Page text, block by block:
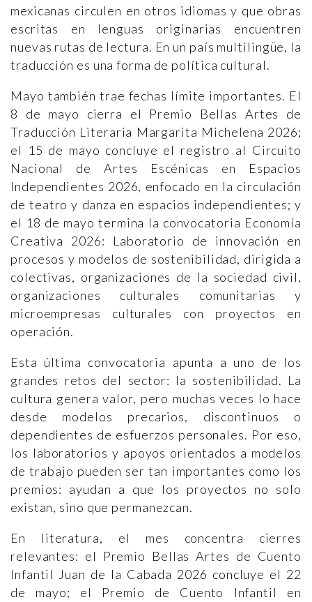
mexicanas circulen en otros idiomas y que obras
escritas en lenguas originarias encuentren
nuevas rutas de lectura. En un país multilingüe, la
traducción es una forma de política cultural.
Mayo también trae fechas límite importantes. El
8 de mayo cierra el Premio Bellas Artes de
Traducción Literaria Margarita Michelena 2026;
el 15 de mayo concluye el registro al Circuito
Nacional de Artes Escénicas en Espacios
Independientes 2026, enfocado en la circulación
de teatro y danza en espacios independientes; y
el 18 de mayo termina la convocatoria Economía
Creativa 2026: Laboratorio de innovación en
procesos y modelos de sostenibilidad, dirigida a
colectivas, organizaciones de la sociedad civil,
organizaciones culturales comunitarias y
microempresas culturales con proyectos en
operación.
Esta última convocatoria apunta a uno de los
grandes retos del sector: la sostenibilidad. La
cultura genera valor, pero muchas veces lo hace
desde modelos precarios, discontinuos o
dependientes de esfuerzos personales. Por eso,
los laboratorios y apoyos orientados a modelos
de trabajo pueden ser tan importantes como los
premios: ayudan a que los proyectos no solo
existan, sino que permanezcan.
En literatura, el mes concentra cierres
relevantes: el Premio Bellas Artes de Cuento
Infantil Juan de la Cabada 2026 concluye el 22
de mayo; el Premio de Cuento Infantil en